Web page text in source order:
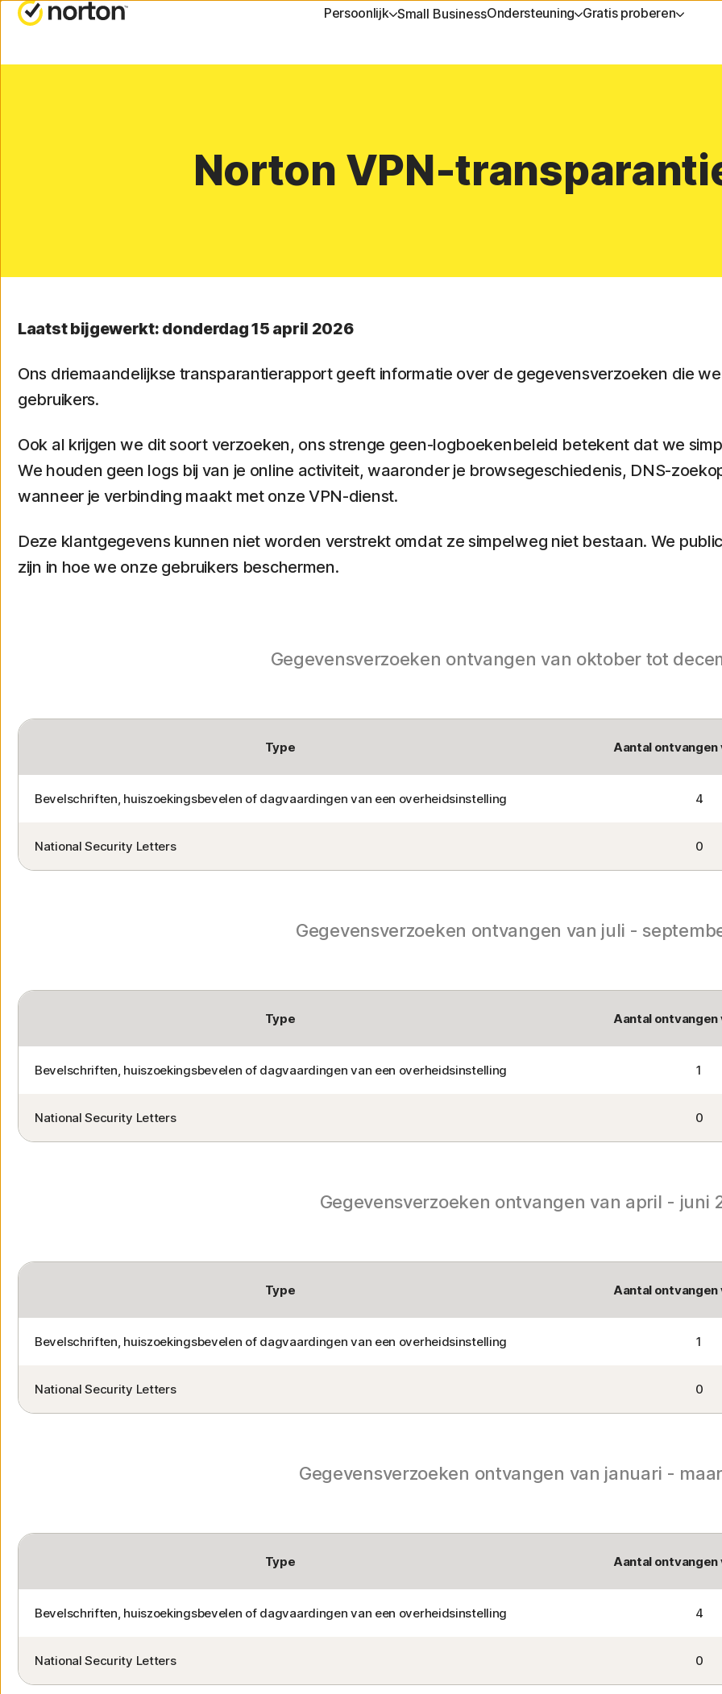
Persoonlijk
Norton 360 Deluxe
Android™
Small BusinessOndersteuning Gratis proberen
Norton VPN-
Laatst bijgewerkt: donderdag 15 april 2026
Ons driemaandelijkse transparantierapport geeft informatie over de gegevensverzoeken die
gebruikers.
Ook al krijgen we dit soort verzoeken, ons strenge geen-logboekenbeleid betekent dat we
We houden geen logs bij van je online activiteit, waaronder je browsegeschiedenis, DNS-
wanneer je verbinding maakt met onze VPN-dienst.
Deze klantgegevens kunnen niet worden verstrekt omdat ze simpelweg niet bestaan. We
zijn in hoe we onze gebruikers beschermen.
Gegevensverzoeken ontvangen van oktober tot
Type Aantal
Bevelschriften, huiszoekingsbevelen of dagvaardingen van een overheidsinstelling 4
National Security Letters 0
Gegevensverzoeken ontvangen van juli -
Type Aantal
Bevelschriften, huiszoekingsbevelen of dagvaardingen van een overheidsinstelling 1
National Security Letters 0
Gegevensverzoeken ontvangen van april - juni
Type Aantal
Bevelschriften, huiszoekingsbevelen of dagvaardingen van een overheidsinstelling 1
National Security Letters 0
Gegevensverzoeken ontvangen van januari -
Type Aantal
Bevelschriften, huiszoekingsbevelen of dagvaardingen van een overheidsinstelling 4
National Security Letters 0